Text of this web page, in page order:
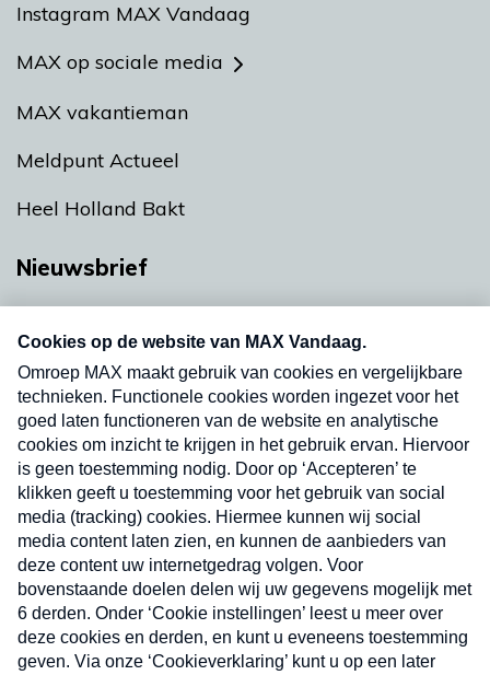
Instagram MAX Vandaag
MAX op sociale media
MAX vakantieman
Meldpunt Actueel
Heel Holland Bakt
Nieuwsbrief
nieuwsbrief. Elke vrijdag- en dinsdagochtend in
uw mailbox.
Verzend
Nieuwsbrief